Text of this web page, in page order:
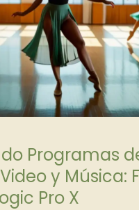
Programas
y Música:
Pro X